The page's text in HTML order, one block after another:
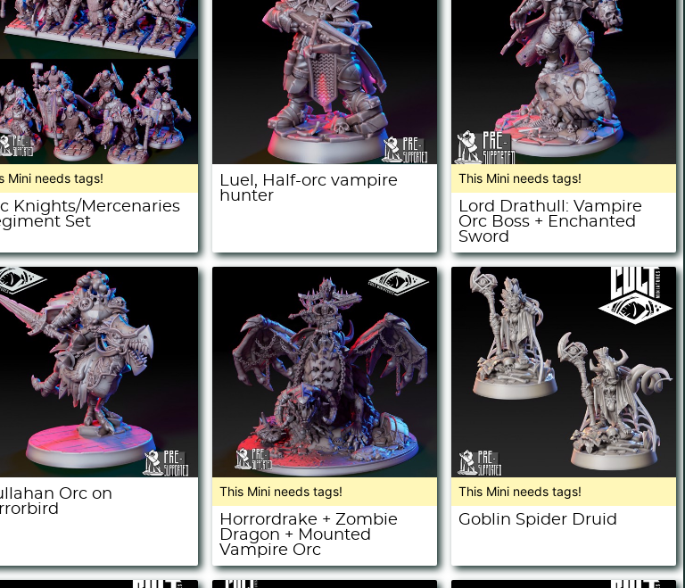
Mini needs tags!
Knights/Mercenaries
Set
Luel, Half-orc vampire
hunter
This Mini needs tags!
Lord Drathull: Vampire
Orc Boss + Enchanted
Sword
Orc on
This Mini needs tags!
Horrordrake + Zombie
Dragon + Mounted
Vampire Orc
This Mini needs tags!
Goblin Spider Druid